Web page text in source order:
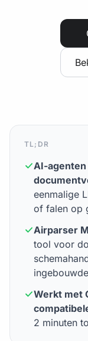
TL;DR
AI-
eenmalige
of falen op
Airparser
tool voor
Werkt met
2 minuten